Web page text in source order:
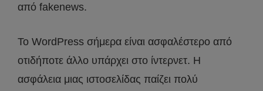
από fakenews.
Το WordPress σήμερα είναι ασφαλέστερο από
οτιδήποτε άλλο υπάρχει στο ίντερνετ. Η
ασφάλεια μιας ιστοσελίδας παίζει πολύ